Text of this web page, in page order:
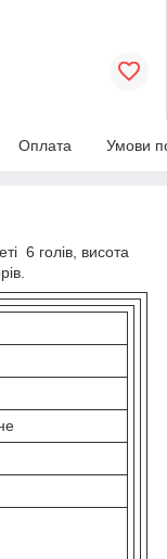
Оплата Умови
6 голів, висота